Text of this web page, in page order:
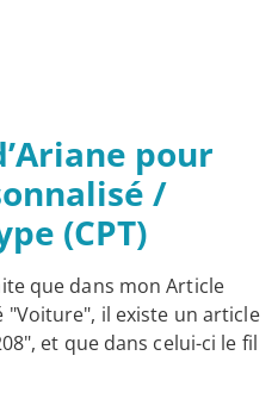
pour
/
(CPT)
que dans mon Article
"Voiture", il existe un article
et que dans celui-ci le fil